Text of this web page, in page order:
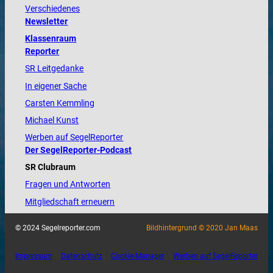
Verschiedenes
Newsletter
Klassenraum
Reporter
SR Leitgedanke
In eigener Sache
Carsten Kemmling
Michael Kunst
Werben auf SegelReporter
Der SegelReporter-Podcast
SR Clubraum
Fragen und Antworten
Mitgliedschaft erneuern
© 2024 Segelreporter.com Bildhintergrund © 2020 Jan Maas
Impressum Datenschutz Cookie-Manager Werben auf SegelReporter